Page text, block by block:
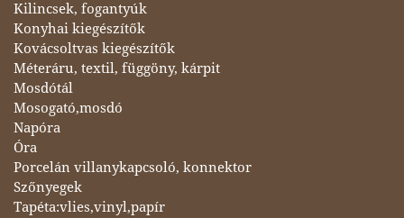
Kilincsek, fogantyúk
Konyhai kiegészítők
Kovácsoltvas kiegészítők
Méteráru, textil, függöny, kárpit
Mosdótál
Mosogató,mosdó
Napóra
Óra
Porcelán villanykapcsoló, konnektor
Szőnyegek
Tapéta:vlies,vinyl,papír